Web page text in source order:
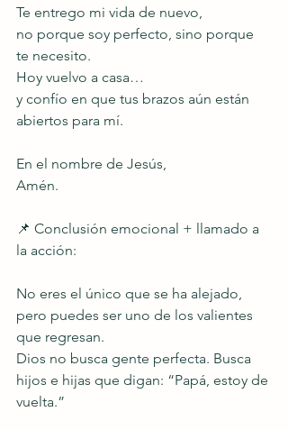
Te entrego mi vida de nuevo,
no porque soy perfecto, sino porque
te necesito.
Hoy vuelvo a casa…
y confío en que tus brazos aún están
abiertos para mí.
En el nombre de Jesús,
Amén.
📌 Conclusión emocional + llamado a
la acción:
No eres el único que se ha alejado,
pero puedes ser uno de los valientes
que regresan.
Dios no busca gente perfecta. Busca
hijos e hijas que digan: “Papá, estoy de
vuelta.”